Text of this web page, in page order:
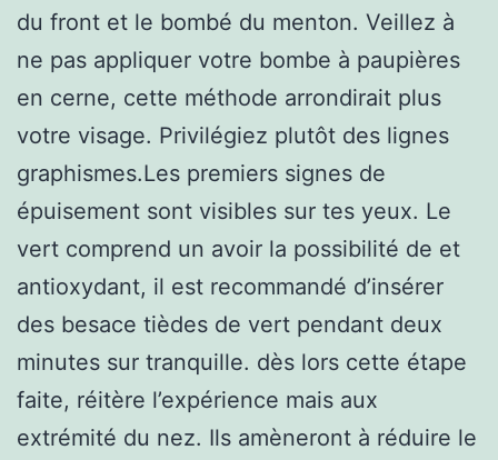
du front et le bombé du menton. Veillez à
ne pas appliquer votre bombe à paupières
en cerne, cette méthode arrondirait plus
votre visage. Privilégiez plutôt des lignes
graphismes.Les premiers signes de
épuisement sont visibles sur tes yeux. Le
vert comprend un avoir la possibilité de et
antioxydant, il est recommandé d’insérer
des besace tièdes de vert pendant deux
minutes sur tranquille. dès lors cette étape
faite, réitère l’expérience mais aux
extrémité du nez. Ils amèneront à réduire le